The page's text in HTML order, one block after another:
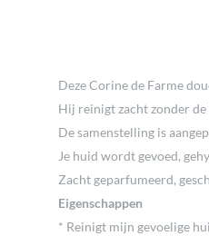
Deze Corine de Farme
Hij reinigt zacht zonder
De samenstelling is
Je huid wordt gevoed,
Zacht geparfumeerd,
Eigenschappen
* Reinigt mijn gevoelige